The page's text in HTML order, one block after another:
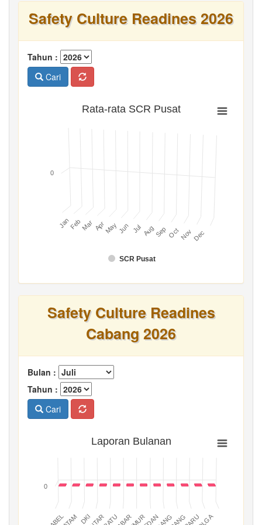
Safety Culture Readines 2026
Tahun :
Cari
Rata-rata SCR Pusat
SCR Pusat
JanFebMar AprMay Jun Jul AugSep OctNovDec
0
Safety Culture Readines
Cabang 2026
Bulan :
Tahun :
Cari
Laporan Bulanan
DKI
0